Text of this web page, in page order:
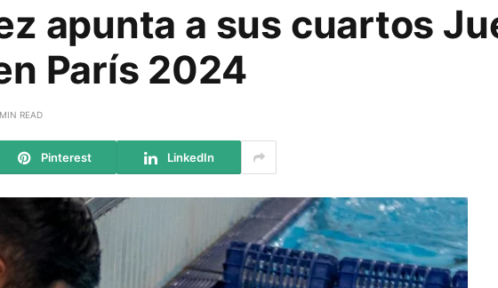
apunta a sus cuartos
París 2024
READ
Pinterest LinkedIn